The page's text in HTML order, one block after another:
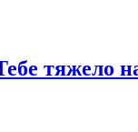
тяжело